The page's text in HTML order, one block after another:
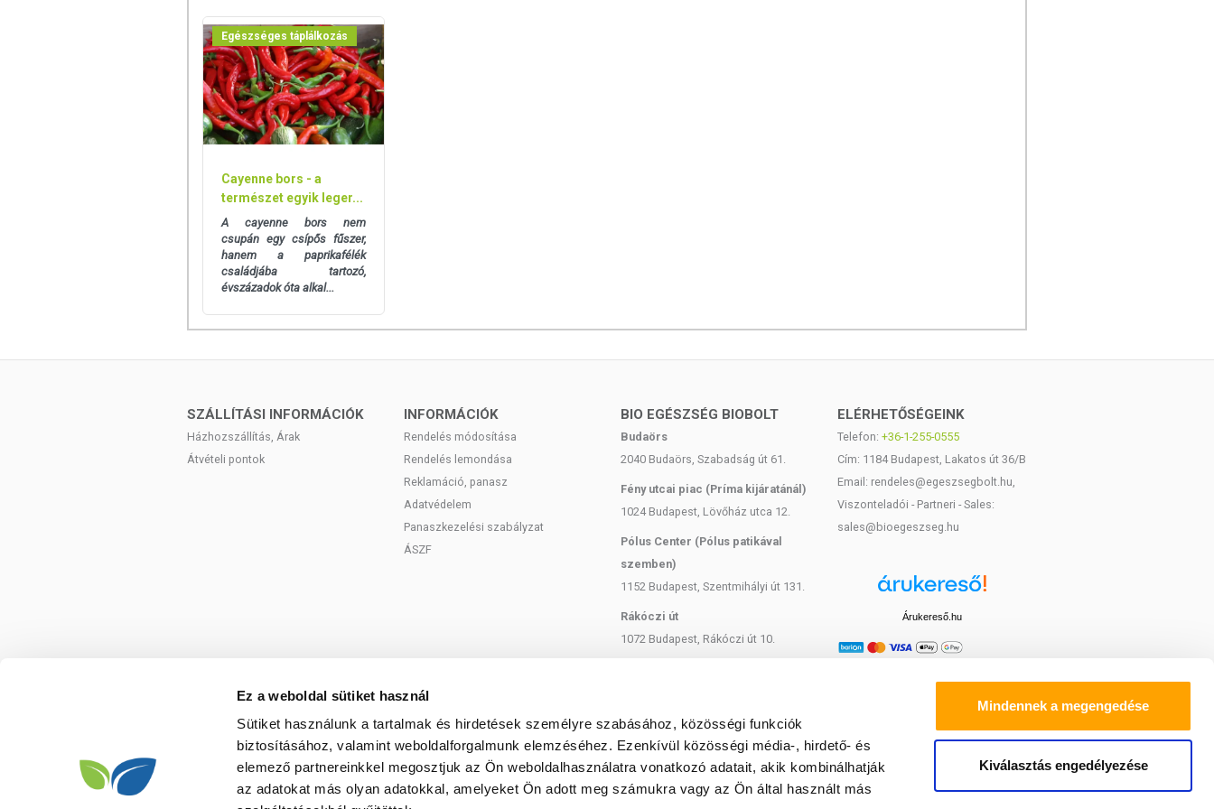
Ez a weboldal sütiket használ
Sütiket használunk a tartalmak és hirdetések személyre szabásához, közösségi funkciók
biztosításához, valamint weboldalforgalmunk elemzéséhez. Ezenkívül közösségi média-, hirdető- és
elemező partnereinkkel megosztjuk az Ön weboldalhasználatra vonatkozó adatait, akik kombinálhatják
az adatokat más olyan adatokkal, amelyeket Ön adott meg számukra vagy az Ön által használt más
Mindennek a megengedése
Kiválasztás engedélyezése
Egészséges táplálkozás
Cayenne bors - a
természet egyik leger...
A cayenne bors nem
csupán egy csípős fűszer,
hanem a paprikafélék
családjába tartozó,
évszázadok óta alkal...
SZÁLLÍTÁSI INFORMÁCIÓK
Házhozszállítás, Árak
Átvételi pontok
INFORMÁCIÓK
Rendelés módosítása
Rendelés lemondása
Reklamáció, panasz
Adatvédelem
Panaszkezelési szabályzat
ÁSZF
BIO EGÉSZSÉG BIOBOLT
Budaörs
2040 Budaörs, Szabadság út 61.
Fény utcai piac (Príma kijáratánál)
1024 Budapest, Lövőház utca 12.
Pólus Center (Pólus patikával
szemben)
1152 Budapest, Szentmihályi út 131.
Rákóczi út
1072 Budapest, Rákóczi út 10.
Bartók Béla
1114 Budapest, Bartók Béla út 71.
ELÉRHETŐSÉGEINK
Telefon: +36-1-255-0555
Cím: 1184 Budapest, Lakatos út 36/B
Email: rendeles@egeszsegbolt.hu,
Viszonteladói - Partneri - Sales:
sales@bioegeszseg.hu
Árukereső.hu